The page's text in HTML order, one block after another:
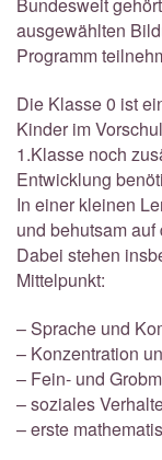
Bundesweit
ausgewählten
Programm
Die Klasse 0 ist
Kinder im
1.Klasse noch
Entwicklung
In einer kleinen
und behutsam
Dabei stehen
Mittelpunkt:
– Sprache und
– Konzentration
– Fein- und
– soziales
– erste